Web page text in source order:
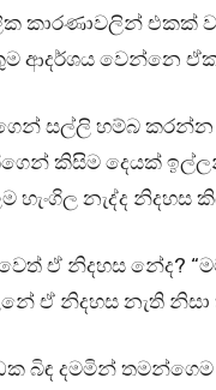
එකක්
ආදර්ශය වෙන්නෙ
සල්ලි හම්බ
කිසිම දෙයක්
නැද්ද නිදහස
ඒ නිදහස නේද?
ඒ නිදහස නැති
බිඳ දමමින්